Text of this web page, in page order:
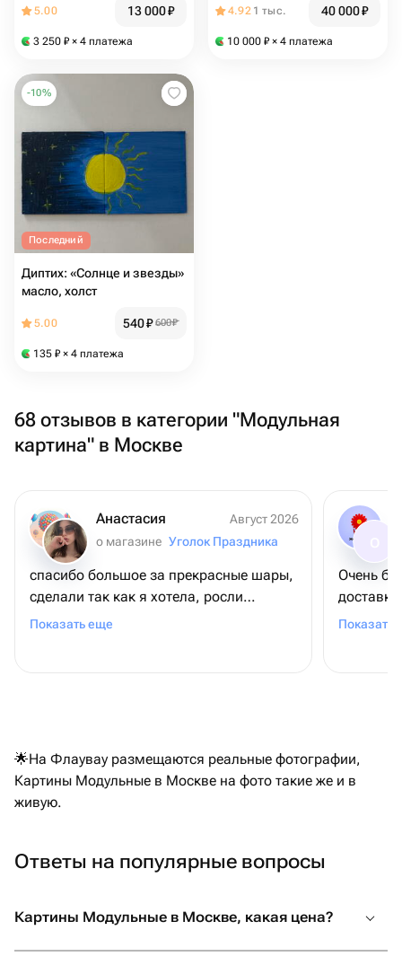
5.00 13 000₽
3 250 ₽ × 4 платежа
картина море в дом
4.92 1 тыс. 40 000₽
10 000 ₽ × 4 платежа
-10%
Последний
Диптих: «Солнце и звезды»
масло, холст
5.00 540₽ 600₽
135 ₽ × 4 платежа
68 отзывов в категории "Модульная
картина" в Москве
Анастасия
Август 2026
о магазине Уголок Праздника
спасибо большое за прекрасные шары,
сделали так как я хотела, росли
навстречу, спасибо🙏🏻🥰
Показать еще
Очень
времени
Показать
🌟На Флаувау размещаются реальные фотографии,
Картины Модульные в Москве на фото такие же и в
живую.
Ответы на популярные вопросы
Картины Модульные в Москве, какая цена?